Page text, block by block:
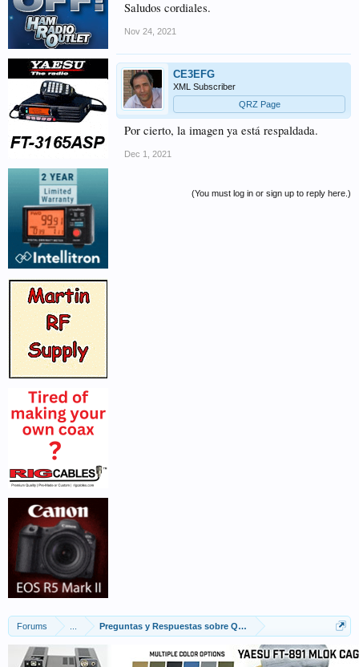
Saludos cordiales.
Nov 24, 2021
CE3EFG
XML Subscriber
QRZ Page
Por cierto, la imagen ya está respaldada.
Dec 1, 2021
(You must log in or sign up to reply here.)
Forums Preguntas y Respuestas sobre QRZ.COM